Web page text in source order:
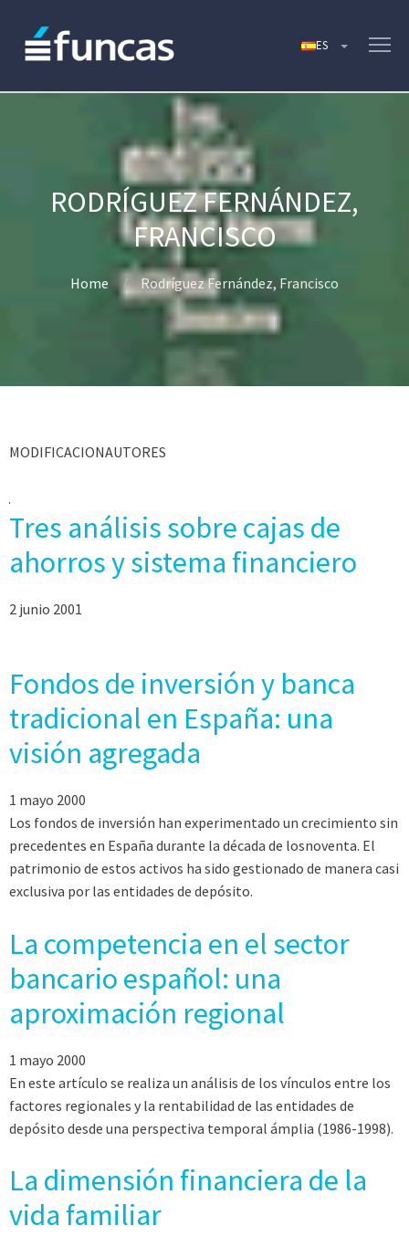
RODRÍGUEZ FERNÁNDEZ,
FRANCISCO
Home Rodríguez Fernández, Francisco
MODIFICACIONAUTORES
Tres análisis sobre cajas de
ahorros y sistema financiero
2 junio 2001
Fondos de inversión y banca
tradicional en España: una
visión agregada
1 mayo 2000
Los fondos de inversión han experimentado un crecimiento sin
precedentes en España durante la década de losnoventa. El
patrimonio de estos activos ha sido gestionado de manera casi
exclusiva por las entidades de depósito.
La competencia en el sector
bancario español: una
aproximación regional
1 mayo 2000
En este artículo se realiza un análisis de los vínculos entre los
factores regionales y la rentabilidad de las entidades de
depósito desde una perspectiva temporal ámplia (1986-1998).
La dimensión financiera de la
vida familiar